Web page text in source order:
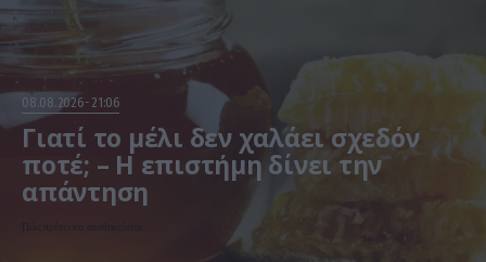
08.08.2026 21:06
Γιατί το μέλι δεν χαλάει σχεδόν
ποτέ; – Η επιστήμη δίνει την
απάντηση
Πώς πρέπει να αποθηκεύεται